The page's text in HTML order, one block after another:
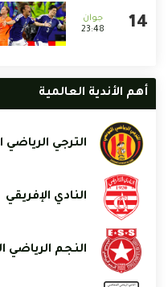
23:48
أهم الأندية العالمية
الترجي
النادي الإفريقي
النجم الرياضي